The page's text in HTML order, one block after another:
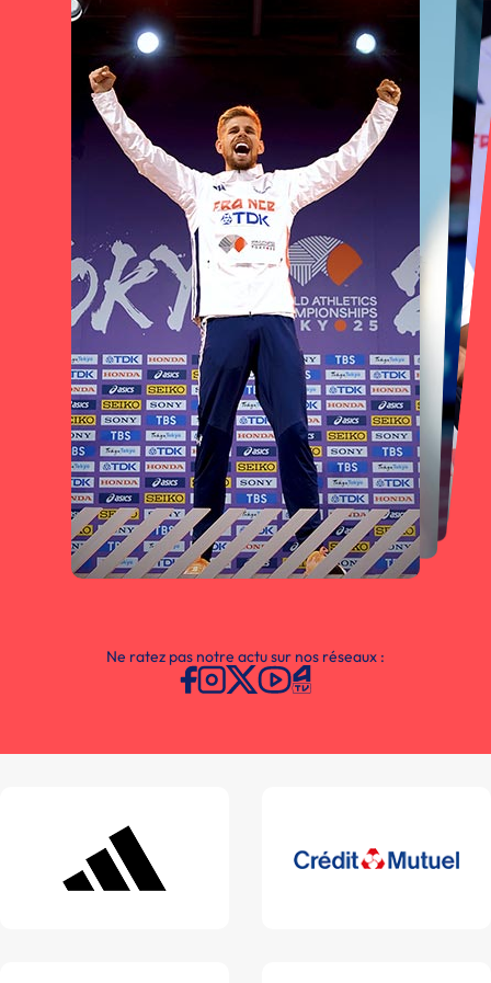
Ne ratez pas notre actu sur nos réseaux :